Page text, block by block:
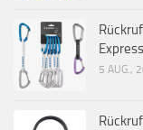
5 AUG.,